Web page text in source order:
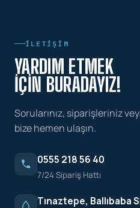
İLETIŞIM
YARDIM ETMEK
İÇIN BURADAYIZ!
Sorularınız, siparişleriniz
bize hemen ulaşın.
0555 218 56 40
7/24 Sipariş Hattı
Tınaztepe, Ballıbaba